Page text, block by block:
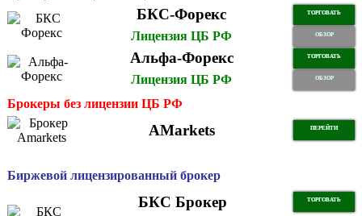
БКС-Форекс ТОРГОВАТЬ
Лицензия ЦБ РФ ОБЗОР
Альфа-Форекс ТОРГОВАТЬ
Лицензия ЦБ РФ ОБЗОР
Брокеры без лицензии ЦБ РФ
AMarkets ПЕРЕЙТИ
Биржевой лицензированный брокер
БКС Брокер ТОРГОВАТЬ